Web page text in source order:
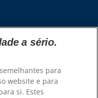
Inc.
a sério.
para
website e para
si. Estes